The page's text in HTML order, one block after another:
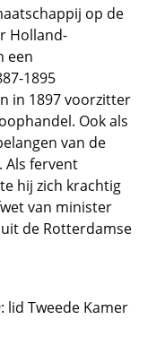
op de
Holland-
een
1895
in 1897 voorzitter
Ook als
van de
Als fervent
hij zich krachtig
van minister
de Rotterdamse
lid Tweede Kamer